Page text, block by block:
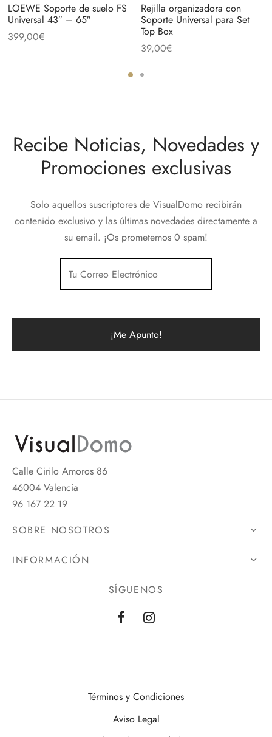
LOEWE Soporte de suelo FS
Universal 43″ – 65″
399,00€
Rejilla organizadora con
Soporte Universal para Set
Top Box
39,00€
Recibe Noticias, Novedades y
Promociones exclusivas
Solo aquellos suscriptores de VisualDomo recibirán
contenido exclusivo y las últimas novedades directamente a
su email. ¡Os prometemos 0 spam!
Calle Cirilo Amoros 86
46004 Valencia
96 167 22 19
SOBRE NOSOTROS
INFORMACIÓN
SÍGUENOS
Términos y Condiciones
Aviso Legal